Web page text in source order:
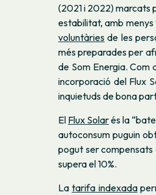
(2021 i 2022) marcats
estabilitat, amb
voluntàries de les
més preparades per
de Som Energia.
incorporació del Flux
inquietuds de bona
El Flux Solarés la
autoconsum puguin
pogut ser
supera el 10%.
Latarifa indexada